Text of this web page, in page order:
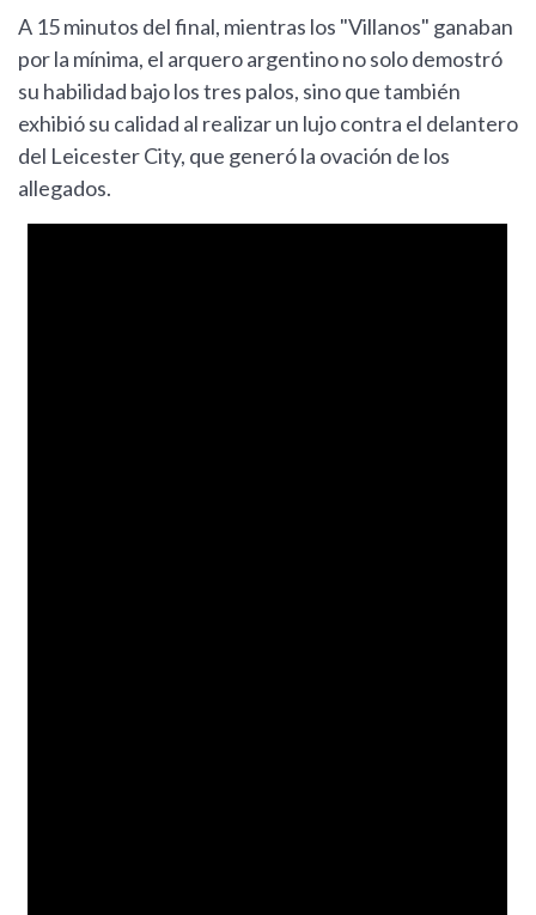
A 15 minutos del final, mientras los "Villanos" ganaban
por la mínima, el arquero argentino no solo demostró
su habilidad bajo los tres palos, sino que también
exhibió su calidad al realizar un lujo contra el delantero
del Leicester City, que generó la ovación de los
allegados.